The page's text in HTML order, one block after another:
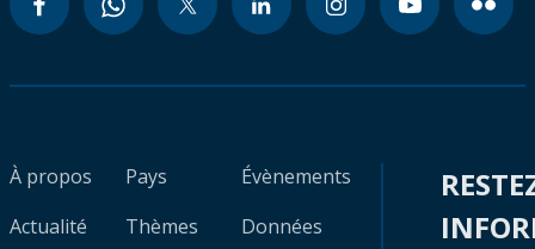
À propos
Actualité
Pays
Thèmes
Évènements
Données